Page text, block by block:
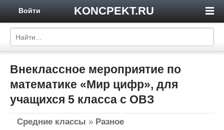
KONCPEKT.RU
Войти
Внеклассное мероприятие по
математике «Мир цифр», для
учащихся 5 класса с ОВЗ
Средние классы » Разное